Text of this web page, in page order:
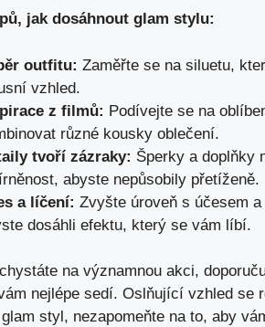
jak dosáhnout glam stylu:
outfitu: Zaměřte se na siluetu,
vzhled.
z filmů: Podívejte se na
různé kousky oblečení.
tvoří zázraky: Šperky a doplňky
abyste nepůsobily přetíženě.
a líčení: Zvyšte úroveň s účesem
dosáhli efektu, který se vám líbí.
na významnou akci,
nejlépe sedí. Oslňující vzhled se
styl, nezapomeňte na to, aby